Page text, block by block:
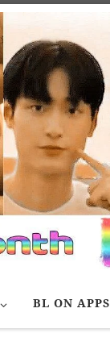
BL ON APPS